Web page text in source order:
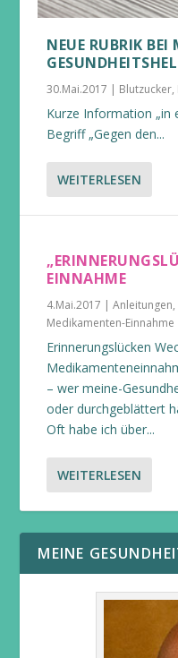
NEUE RUBRIK BEI
30.Mai.2017 | Blutzucker,
Kurze Information „in
Begriff „Gegen den...
WEITERLESEN
EINNAHME
4.Mai.2017 |Anleitungen,
Medikamenten-Einnahme
Erinnerungslücken
– wer meine-
oder durchgeblättert
Oft habe ich über...
WEITERLESEN
MEINE